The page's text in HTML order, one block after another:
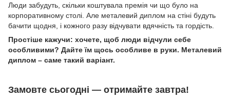
Люди забудуть, скільки коштувала премія чи що було на
корпоративному столі. Але металевий диплом на стіні будуть
бачити щодня, і кожного разу відчувати вдячність та гордість.
Простіше кажучи: хочете, щоб люди відчули себе
особливими? Дайте їм щось особливе в руки. Металевий
диплом – саме такий варіант.
Замовте сьогодні — отримайте завтра!